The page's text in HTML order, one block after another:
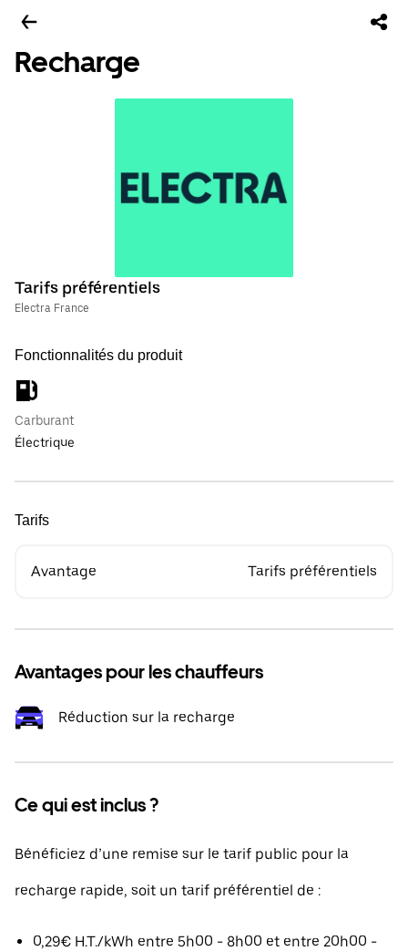
Recharge
Tarifs préférentiels
Electra France
Fonctionnalités du produit
Carburant
Électrique
Tarifs
Avantage Tarifs préférentiels
Avantages pour les chauffeurs
Réduction sur la recharge
Ce qui est inclus ?
Bénéficiez d’une remise sur le tarif public pour la
recharge rapide, soit un tarif préférentiel de :
0,29€ H.T./kWh entre 5h00 - 8h00 et entre 20h00 -